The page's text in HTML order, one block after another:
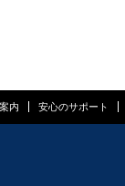
内 安心のサポート